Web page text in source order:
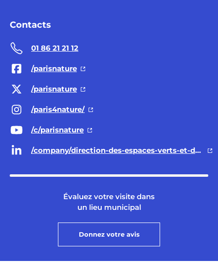
Contacts
01 86 21 21 12
/parisnature
/parisnature
/paris4nature/
/c/parisnature
/company/direction-des-espaces-verts-et-de-l-environnement-ville-de-paris/
Évaluez votre visite dans
un lieu municipal
Donnez votre avis